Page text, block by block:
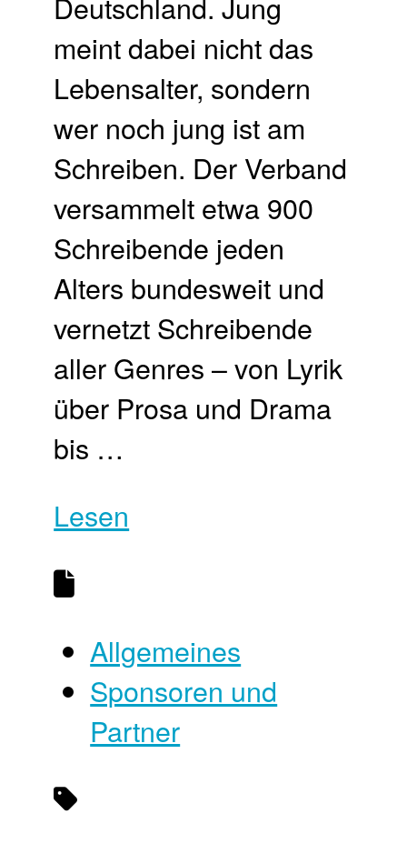
meint dabei nicht das
Lebensalter, sondern
wer noch jung ist am
Schreiben. Der Verband
versammelt etwa 900
Schreibende jeden
Alters bundesweit und
vernetzt Schreibende
aller Genres – von Lyrik
über Prosa und Drama
bis …
Lesen
Allgemeines
Sponsoren und
Partner